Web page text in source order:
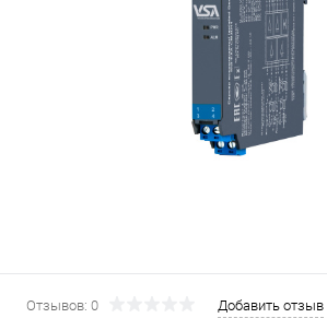
Отзывов: 0
Добавить отзыв